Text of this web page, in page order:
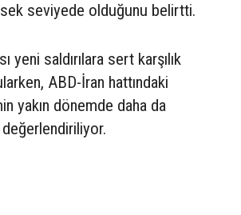
seviyede olduğunu belirtti.
yeni saldırılara sert karşılık
ABD-İran hattındaki
yakın dönemde daha da